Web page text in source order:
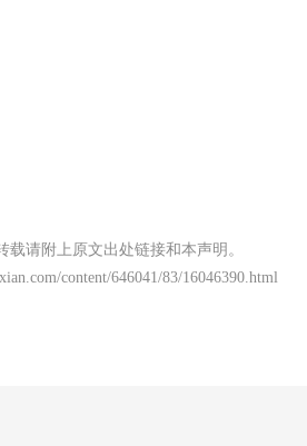
载请附上原文出处链接和本声明。
content/646041/83/16046390.html